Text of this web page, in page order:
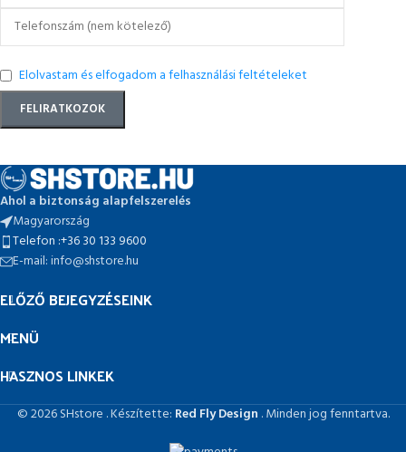
Elolvastam és elfogadom a felhasználási feltételeket
Ahol a biztonság alapfelszerelés
Magyarország
Telefon :+36 30 133 9600
E-mail: info@shstore.hu
ELŐZŐ BEJEGYZÉSEINK
MENÜ
HASZNOS LINKEK
© 2026 SHstore . Készítette: Red Fly Design . Minden jog fenntartva.